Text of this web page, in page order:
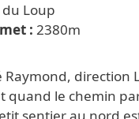
du Loup
2380
Raymond, direction
quand le chemin
sentier au nord